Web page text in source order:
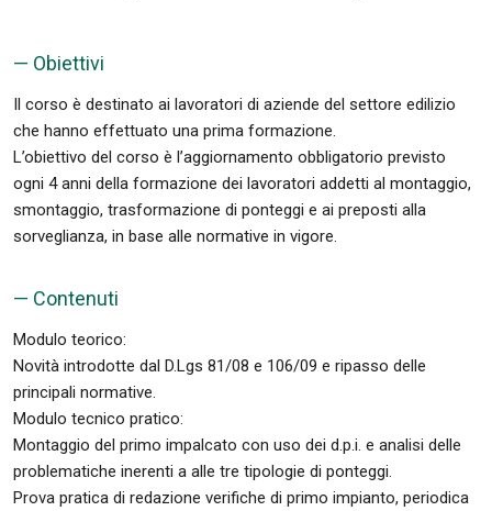
— Obiettivi
Il corso è destinato ai lavoratori di aziende del settore edilizio
che hanno effettuato una prima formazione.
L’obiettivo del corso è l’aggiornamento obbligatorio previsto
ogni 4 anni della formazione dei lavoratori addetti al montaggio,
smontaggio, trasformazione di ponteggi e ai preposti alla
sorveglianza, in base alle normative in vigore.
— Contenuti
Modulo teorico:
Novità introdotte dal D.Lgs 81/08 e 106/09 e ripasso delle
principali normative.
Modulo tecnico pratico:
Montaggio del primo impalcato con uso dei d.p.i. e analisi delle
problematiche inerenti a alle tre tipologie di ponteggi.
Prova pratica di redazione verifiche di primo impianto, periodica